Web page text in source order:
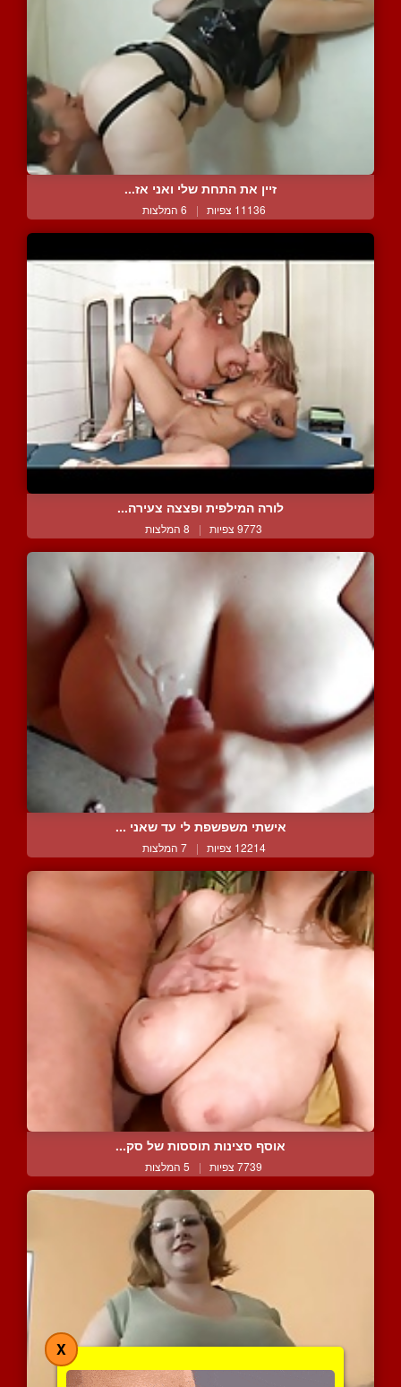
זיין את התחת שלי ואני אז...
11136 צפיות | 6 המלצות
לורה המילפית ופצצה צעירה...
9773 צפיות | 8 המלצות
אישתי משפשפת לי עד שאני ...
12214 צפיות | 7 המלצות
אוסף סצינות תוססות של סק...
7739 צפיות | 5 המלצות
X